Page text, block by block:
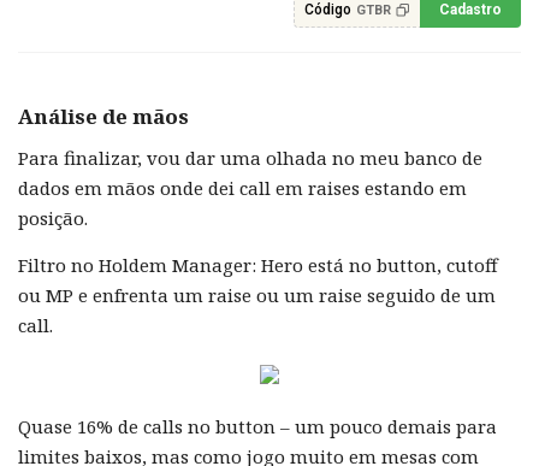
Código GTBR Cadastro
Análise de mãos
Para finalizar, vou dar uma olhada no meu banco de
dados em mãos onde dei call em raises estando em
posição.
Filtro no Holdem Manager: Hero está no button, cutoff
ou MP e enfrenta um raise ou um raise seguido de um
call.
Quase 16% de calls no button – um pouco demais para
limites baixos, mas como jogo muito em mesas com